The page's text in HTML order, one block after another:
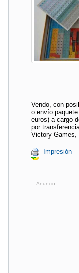
Vendo, con
o envío
euros) a cargo
por
Victory Games,
Impresión
Anuncio